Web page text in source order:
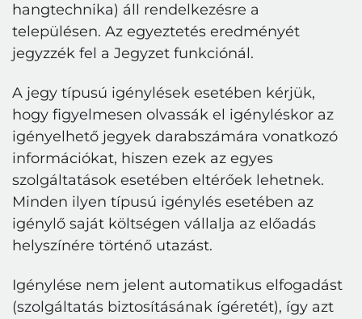
hangtechnika) áll rendelkezésre a
településen. Az egyeztetés eredményét
jegyzzék fel a Jegyzet funkciónál.
A jegy típusú igénylések esetében kérjük,
hogy figyelmesen olvassák el igényléskor az
igényelhető jegyek darabszámára vonatkozó
információkat, hiszen ezek az egyes
szolgáltatások esetében eltérőek lehetnek.
Minden ilyen típusú igénylés esetében az
igénylő saját költségen vállalja az előadás
helyszínére történő utazást.
Igénylése nem jelent automatikus elfogadást
(szolgáltatás biztosításának ígéretét), így azt